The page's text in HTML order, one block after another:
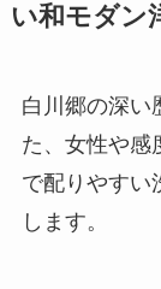
い和モダン
白川郷の深い
た、女性や感
で配りやすい
します。